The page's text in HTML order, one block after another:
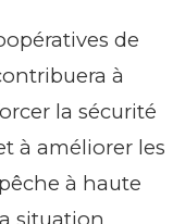
de
à
la sécurité
à améliorer les
à haute